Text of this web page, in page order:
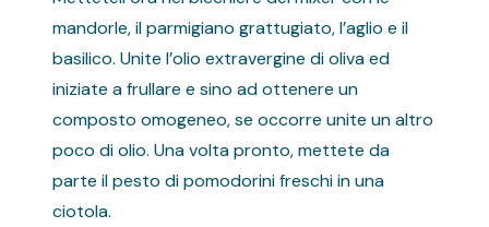
mandorle, il parmigiano grattugiato, l’aglio e il
basilico. Unite l’olio extravergine di oliva ed
iniziate a frullare e sino ad ottenere un
composto omogeneo, se occorre unite un altro
poco di olio. Una volta pronto, mettete da
parte il pesto di pomodorini freschi in una
ciotola.